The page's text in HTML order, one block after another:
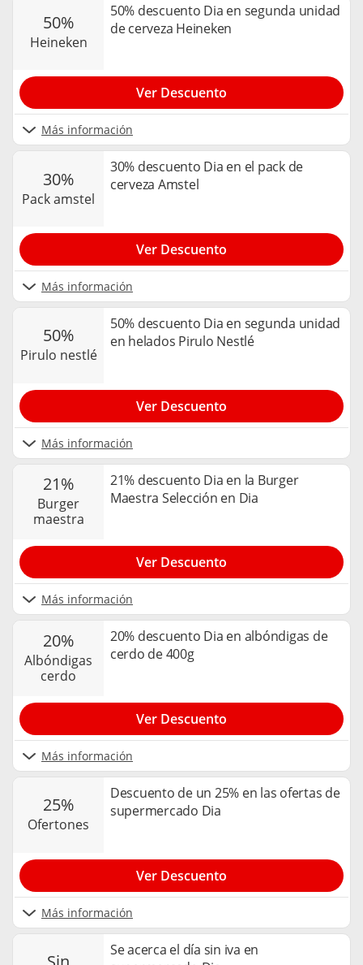
50%
heineken
50% descuento Dia en segunda unidad
de cerveza Heineken
Más información
Ver Descuento
30%
pack amstel
30% descuento Dia en el pack de
cerveza Amstel
Más información
Ver Descuento
50%
pirulo nestlé
50% descuento Dia en segunda unidad
en helados Pirulo Nestlé
Más información
Ver Descuento
21%
burger
maestra
21% descuento Dia en la Burger
Maestra Selección en Dia
Más información
Ver Descuento
20%
albóndigas
cerdo
20% descuento Dia en albóndigas de
cerdo de 400g
Más información
Ver Descuento
25%
ofertones
Descuento de un 25% en las ofertas de
supermercado Dia
Más información
Ver Descuento
Se acerca el día sin iva en